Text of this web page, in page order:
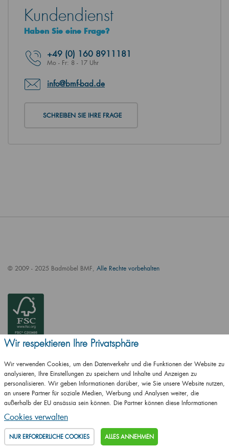
Kundendienst
Haben Sie eine Frage?
+49 (0) 160 8911181
Mo - Fr: 8 - 17 Uhr
info@bmf-bad.de
SCHREIBEN SIE IHRE FRAGE
© 2009 - 2025 Badmöbel BMF, Alle Rechte vorbehalten
ČSN EN ISO
14001:2016
ČSN EN ISO
9001:2016
Wir respektieren Ihre Privatsphäre
Wir verwenden Cookies, um den Datenverkehr und die Funktionen der Website zu
analysieren, Ihre Einstellungen zu speichern und Inhalte und Anzeigen zu
personalisieren. Wir geben Informationen darüber, wie Sie unsere Website nutzen,
an unsere Partner für soziale Medien, Werbung und Analysen weiter, die
außerhalb der EU ansässig sein können. Die Partner können diese Informationen
mit anderen Informationen kombinieren, die Sie ihnen zur Verfügung gestellt haben
oder die sie als Ergebnis Ihrer Nutzung ihrer Dienste erhalten haben.
Cookies verwalten
NUR ERFORDERLICHE COOKIES ALLES ANNEHMEN